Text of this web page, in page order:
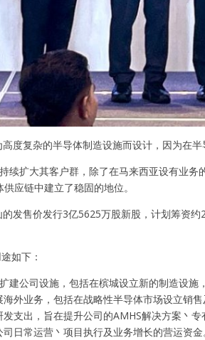
度复杂的半导体制造设施而设计，因为在
续扩大其客户群，除了在马来西亚设有业
应链中建立了稳固的地位。
发售价发行3亿5625万股新股，计划筹资
如下：
建公司设施，包括在槟城设立新的制造设施
外业务，包括在战略性半导体市场设立销
支出，旨在提升公司的AMHS解决方案丶专
日常运营丶项目执行及业务增长的营运资金